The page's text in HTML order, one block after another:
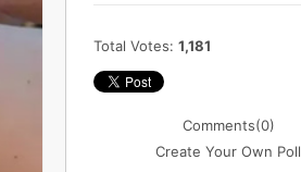
Total Votes: 1,181
Comments(0)
Create Your Own Poll